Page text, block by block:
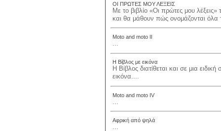
ΟΙ ΠΡΩΤΕΣ ΜΟΥ ΛΕΞΕΙΣ
Με το βιβλίο «Οι πρώτες μου
και θα μάθουν πώς ονομάζονται όλα
Moto and moto II
...
Η Βίβλος με εικόνα
Η Βίβλος διατίθεται και σε μια
εικόνα....
Moto and moto IV
Αφρική από ψηλά
...